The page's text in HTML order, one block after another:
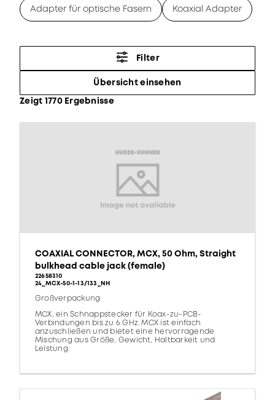
Adapter für optische Fasern Koaxial Adapter
Filter
Übersicht einsehen
Zeigt 1770 Ergebnisse
COAXIAL CONNECTOR, MCX, 50 Ohm, Straight
bulkhead cable jack (female)
22658310
24_MCX-50-1-13/133_NH
Großverpackung
MCX, ein Schnappstecker für Koax-zu-PCB-
Verbindungen bis zu 6 GHz. MCX ist einfach
anzuschließen und bietet eine hervorragende
Mischung aus Größe, Gewicht, Haltbarkeit und
Leistung.